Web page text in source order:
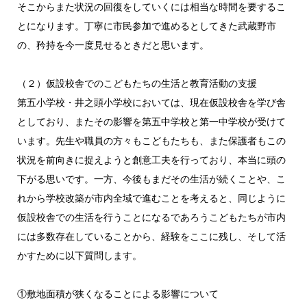
そこからまた状況の回復をしていくには相当な時間を要するこ
とになります。丁寧に市民参加で進めるとしてきた武蔵野市
の、矜持を今一度見せるときだと思います。
（２）仮設校舎でのこどもたちの生活と教育活動の支援
第五小学校・井之頭小学校においては、現在仮設校舎を学び舎
としており、またその影響を第五中学校と第一中学校が受けて
います。先生や職員の方々もこどもたちも、また保護者もこの
状況を前向きに捉えようと創意工夫を行っており、本当に頭の
下がる思いです。一方、今後もまだその生活が続くことや、こ
れから学校改築が市内全域で進むことを考えると、同じように
仮設校舎での生活を行うことになるであろうこどもたちが市内
には多数存在していることから、経験をここに残し、そして活
かすために以下質問します。
①敷地面積が狭くなることによる影響について